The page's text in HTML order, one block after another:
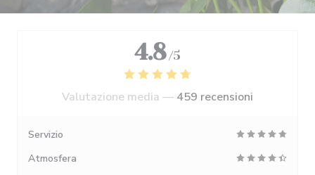
4.8 /5
Valutazione media — 459 recensioni
Servizio
Atmosfera